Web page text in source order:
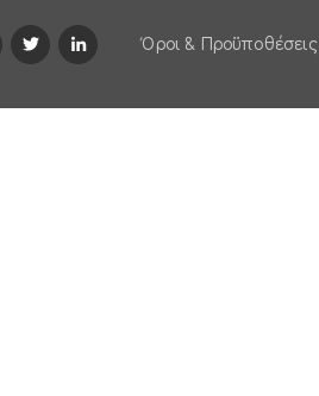
Όροι & Προϋποθέσεις